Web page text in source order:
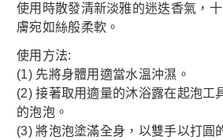
使用時散發清新淡雅的迷迭香氣，
膚宛如絲般柔軟。
使用方法:
(1) 先將身體用適當水溫沖濕。
(2) 接著取用適量的沐浴露在起泡工
的泡泡。
(3) 將泡泡塗滿全身，以雙手以打圓